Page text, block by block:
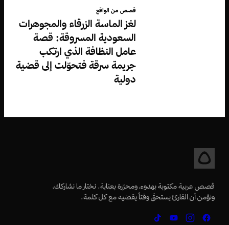
قصص من الواقع
لغز الماسة الزرقاء والمجوهرات
السعودية المسروقة: قصة
عامل النظافة الذي ارتكب
جريمة سرقة فتحوّلت إلى قضية
دولية
قصص عربية مكتوبة بهدوء، ومحرّرة بعناية. نختار ما نشاركك،
ونؤمن أن القارئ يستحقّ وقتاً يقضيه مع كل كلمة.